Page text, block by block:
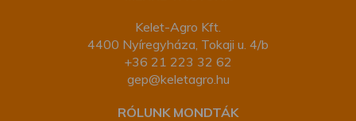
Kelet-Agro Kft.
4400 Nyíregyháza, Tokaji u. 4/b
+36 21 223 32 62
gep@keletagro.hu
RÓLUNK MONDTÁK